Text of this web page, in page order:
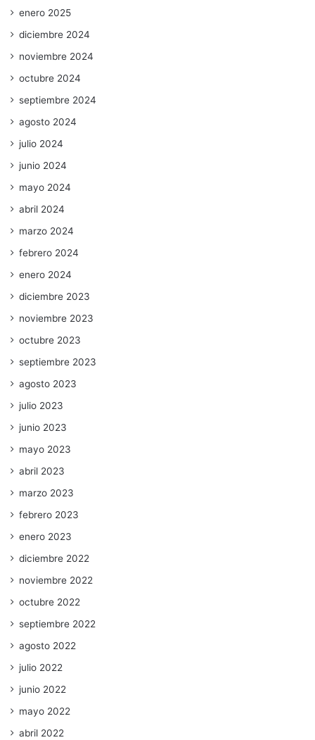
enero 2025
diciembre 2024
noviembre 2024
octubre 2024
septiembre 2024
agosto 2024
julio 2024
junio 2024
mayo 2024
abril 2024
marzo 2024
febrero 2024
enero 2024
diciembre 2023
noviembre 2023
octubre 2023
septiembre 2023
agosto 2023
julio 2023
junio 2023
mayo 2023
abril 2023
marzo 2023
febrero 2023
enero 2023
diciembre 2022
noviembre 2022
octubre 2022
septiembre 2022
agosto 2022
julio 2022
junio 2022
mayo 2022
abril 2022